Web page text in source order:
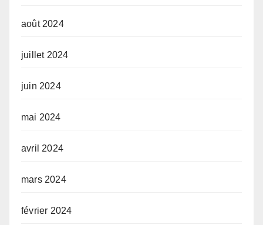
août 2024
juillet 2024
juin 2024
mai 2024
avril 2024
mars 2024
février 2024